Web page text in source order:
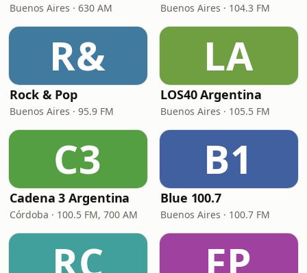
Buenos Aires · 630 AM Buenos Aires · 104.3 FM
R&
Rock & Pop
Buenos Aires · 95.9 FM
LA
LOS40 Argentina
Buenos Aires · 105.5 FM
C3
Cadena 3 Argentina
Córdoba · 100.5 FM, 700 AM
B1
Blue 100.7
Buenos Aires · 100.7 FM
RC FP